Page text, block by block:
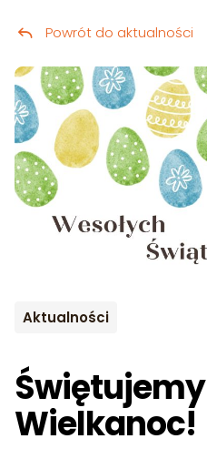
Przeskocz do treści
Aktualności
Świętujemy
Wielkanoc!
Powrót do aktualności